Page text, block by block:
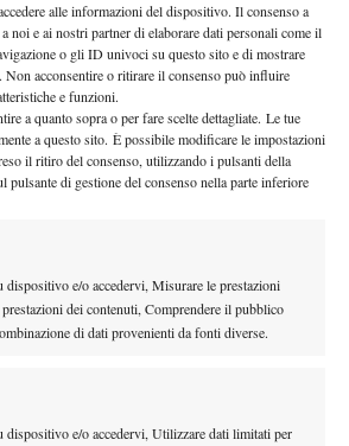
alle informazioni del dispositivo. Il consenso a
noi e ai nostri partner di elaborare dati personali come il
o gli ID univoci su questo sito e di mostrare
Non acconsentire o ritirare il consenso può influire
e funzioni.
a quanto sopra o per fare scelte dettagliate. Le tue
a questo sito. È possibile modificare le impostazioni
il ritiro del consenso, utilizzando i pulsanti della
pulsante di gestione del consenso nella parte inferiore
e/o accedervi, Misurare le prestazioni
dei contenuti, Comprendere il pubblico
di dati provenienti da fonti diverse.
e/o accedervi, Utilizzare dati limitati per
News
1000 Montreal 2026: Tien più forte